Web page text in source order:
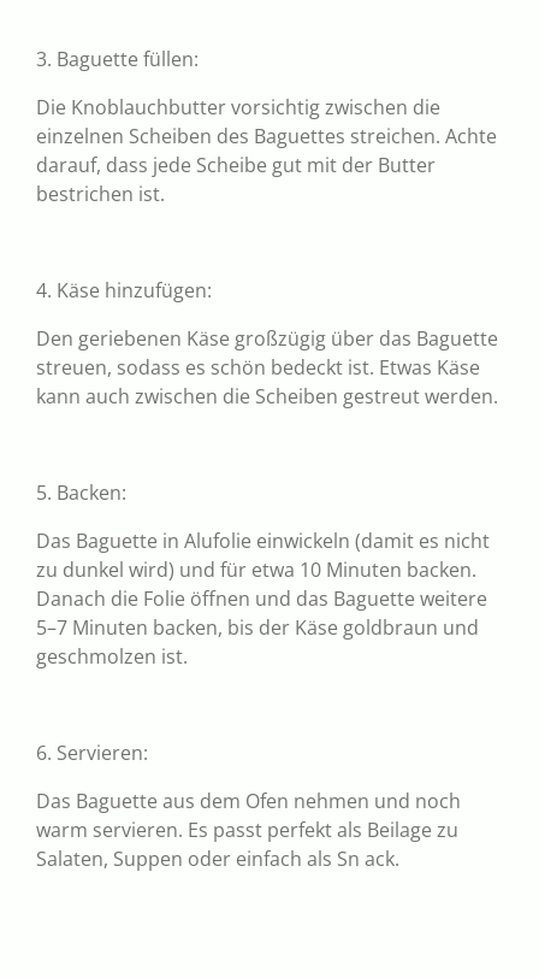
3. Baguette füllen:
Die Knoblauchbutter vorsichtig zwischen die
einzelnen Scheiben des Baguettes streichen. Achte
darauf, dass jede Scheibe gut mit der Butter
bestrichen ist.
4. Käse hinzufügen:
Den geriebenen Käse großzügig über das Baguette
streuen, sodass es schön bedeckt ist. Etwas Käse
kann auch zwischen die Scheiben gestreut werden.
5. Backen:
Das Baguette in Alufolie einwickeln (damit es nicht
zu dunkel wird) und für etwa 10 Minuten backen.
Danach die Folie öffnen und das Baguette weitere
5–7 Minuten backen, bis der Käse goldbraun und
geschmolzen ist.
6. Servieren:
Das Baguette aus dem Ofen nehmen und noch
warm servieren. Es passt perfekt als Beilage zu
Salaten, Suppen oder einfach als Sn ack.